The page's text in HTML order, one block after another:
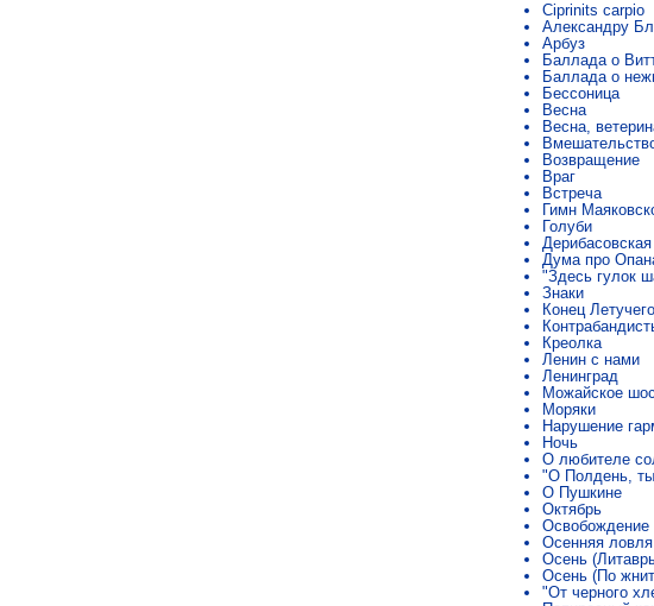
Ciprinits carpio
Александру
Арбуз
Баллада о
Баллада о
Бессоница
Весна
Весна,
Возвращение
Враг
Встреча
Гимн
Голуби
Дума про
"Здесь гулок
Знаки
Конец
Креолка
Ленин с нами
Ленинград
Можайское
Моряки
Нарушение
Ночь
О любителе
"О Полдень,
О Пушкине
Октябрь
Освобождение
Осенняя ловля
Осень
Осень (По
"От черного